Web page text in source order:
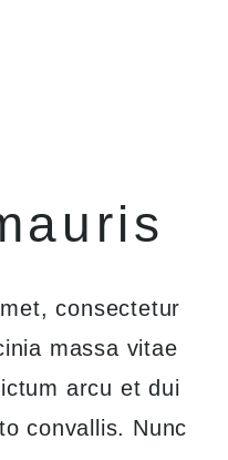
consectetur
massa vitae
arcu et dui
convallis. Nunc